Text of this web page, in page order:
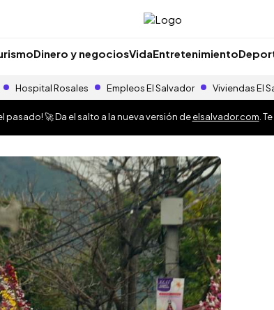
Dinero y negociosVidaEntretenimiento
Hospital Rosales Empleos El Salvador Viviendas El
pasado! 🚀 Da el salto a la nueva versión deelsalvador.com .